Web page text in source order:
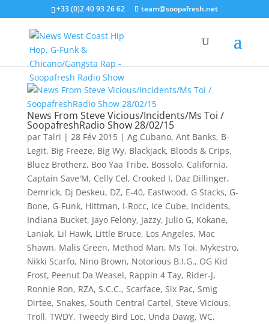
+33 (0)2 40 93 26 62 team@soopafresh.net
News From Steve Vicious/Incidents/Ms Toi /
SoopafreshRadio Show 28/02/15
par Talri | 28 Fév 2015| Ag Cubano, Ant Banks, B-
Legit, Big Freeze, Big Wy, Blackjack, Bloods & Crips,
Bluez Brotherz, Boo Yaa Tribe, Bossolo, California,
Captain Save'M, Celly Cel, Crooked I, Daz Dillinger,
Demrick, Dj Deskeu, DZ, E-40, Eastwood, G Stacks, G-
Bone, G-Funk, Hittman, I-Rocc, Ice Cube, Incidents,
Indiana Bucket, Jayo Felony, Jazzy, Julio G, Kokane,
Laniak, Lil Hawk, Little Bruce, Los Angeles, Mac
Shawn, Malis Green, Method Man, Ms Toi, Mykestro,
Nikki Scarfo, Nino Brown, Notorious B.I.G., OG Kid
Frost, Peenut Da Weasel, Rappin 4 Tay, Rider-J,
Ronnie Ron, RZA, S.C.C., Scarface, Six Pac, Smig
Dirtee, Snakes, South Central Cartel, Steve Vicious,
Troll, TWDY, Tweedy Bird Loc, Unda Dawg, WC,